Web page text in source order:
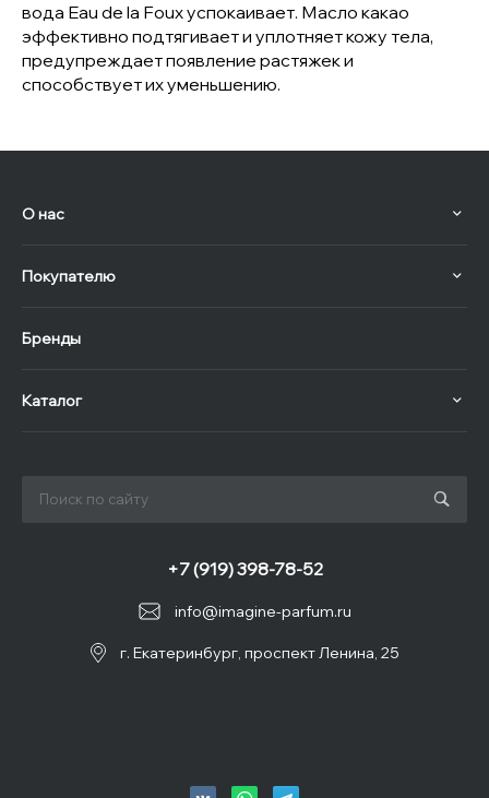
вода Eau de la Foux успокаивает. Масло какао
эффективно подтягивает и уплотняет кожу тела,
предупреждает появление растяжек и
способствует их уменьшению.
О нас
Покупателю
Бренды
Каталог
info@imagine-parfum.ru
+7 (919) 398-78-52
г. Екатеринбург, проспект Ленина, 25